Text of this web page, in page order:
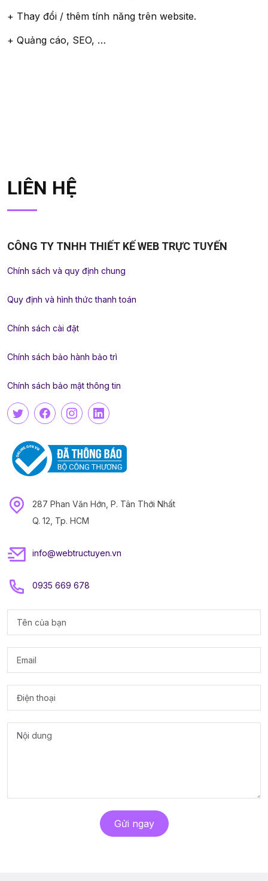
+ Thay đổi / thêm tính năng trên website.
+ Quảng cáo, SEO, …
LIÊN HỆ
CÔNG TY TNHH THIẾT KẾ WEB TRỰC TUYẾN
Chính sách và quy định chung
Quy định và hình thức thanh toán
Chính sách cài đặt
Chính sách bảo hành bảo trì
Chính sách bảo mật thông tin
287 Phan Văn Hớn, P. Tân Thới Nhất
Q. 12, Tp. HCM
info@webtructuyen.vn
0935 669 678
Gửi ngay